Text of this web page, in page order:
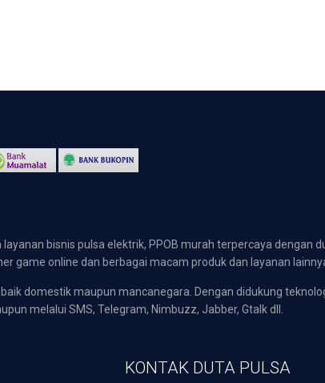
bisnis pulsa elektrik, PPOB murah terpercaya dengan
game online dan berbagai macam produk dan layanan
domestik maupun mancanegara. Dengan didukung
melalui SMS, Telegram, Nimbuzz, Jabber, Gtalk dll.
KONTAK DUTA PULSA